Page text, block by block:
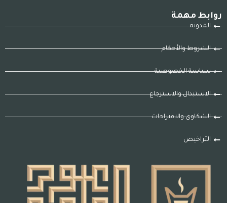
روابط مهمة
المدونة
الشروط والأحكام
سياسة الخصوصية
الاستبدال والاسترجاع
الشكاوى والاقتراحات
التراخيص